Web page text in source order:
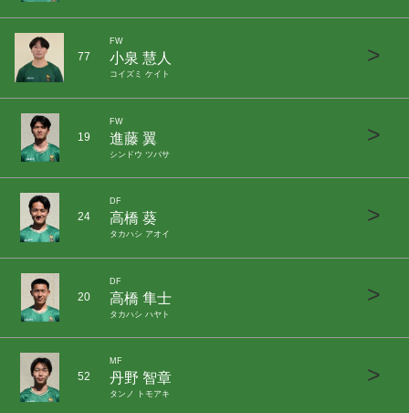
77
FW
小泉 慧人
コイズミ ケイト
>
19
FW
進藤 翼
シンドウ ツバサ
>
24
DF
高橋 葵
タカハシ アオイ
>
20
DF
高橋 隼士
タカハシ ハヤト
>
52
MF
丹野 智章
タンノ トモアキ
>